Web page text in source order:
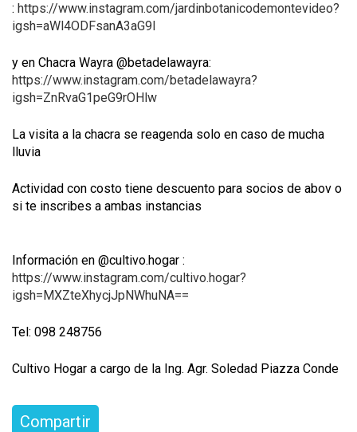
: https://www.instagram.com/jardinbotanicodemontevideo?
igsh=aWl4ODFsanA3aG9l
y en Chacra Wayra @betadelawayra:
https://www.instagram.com/betadelawayra?
igsh=ZnRvaG1peG9rOHlw
La visita a la chacra se reagenda solo en caso de mucha
lluvia
Actividad con costo tiene descuento para socios de abov o
si te inscribes a ambas instancias
Información en @cultivo.hogar :
https://www.instagram.com/cultivo.hogar?
igsh=MXZteXhycjJpNWhuNA==
Tel: 098 248756
Cultivo Hogar a cargo de la Ing. Agr. Soledad Piazza Conde
Compartir